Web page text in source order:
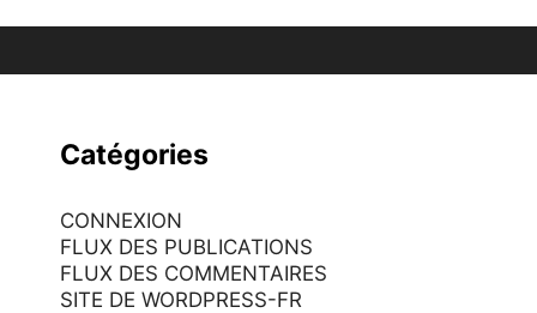
Catégories
CONNEXION
FLUX DES PUBLICATIONS
FLUX DES COMMENTAIRES
SITE DE WORDPRESS-FR